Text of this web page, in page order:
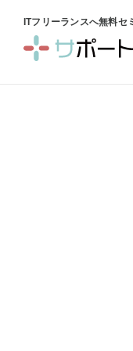
ITフリーランスへ無料セ